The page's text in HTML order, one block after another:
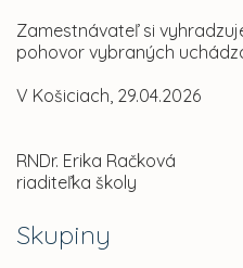
Skupiny
Zamestnávateľ si
pohovor vybraných
V Košiciach, 29.04.2026
RNDr. Erika Račková
riaditeľka školy